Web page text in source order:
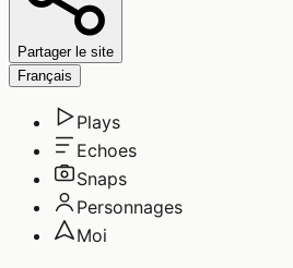
Partager le site
Français
Plays
Echoes
Snaps
Personnages
Moi